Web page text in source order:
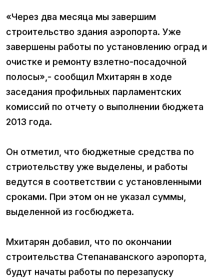
«Через два месяца мы завершим
строительство здания аэропорта. Уже
завершены работы по установлению оград и
очистке и ремонту взлетно-посадочной
полосы»,- сообщил Мхитарян в ходе
заседания профильных парламентских
комиссий по отчету о выполнении бюджета
2013 года.
Он отметил, что бюджетные средства по
стриотельству уже выделены, и работы
ведутся в соответствии с установленными
сроками. При этом он не указал суммы,
выделенной из госбюджета.
Мхитарян добавил, что по окончании
строительства Степанаванского аэропорта,
будут начаты работы по перезапуску